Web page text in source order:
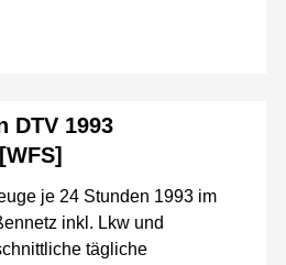
DTV 1993
je 24 Stunden 1993 im
inkl. Lkw und
tägliche